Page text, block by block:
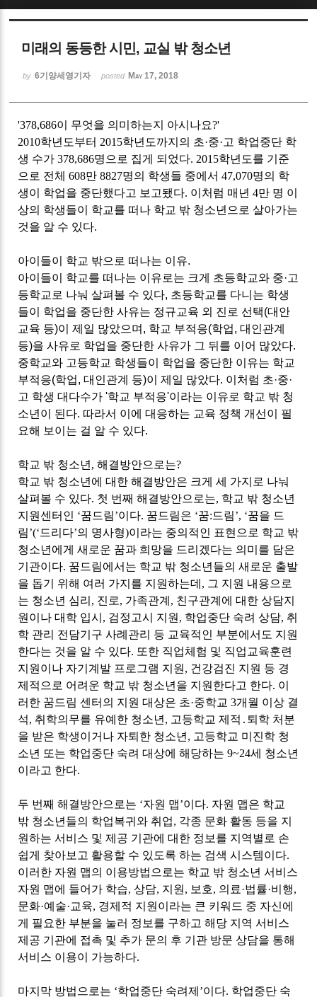
미래의 동등한 시민, 교실 밖 청소년
by 6기양세영기자 posted May 17, 2018
'378,686이 무엇을 의미하는지 아시나요?'
2010학년도부터 2015학년도까지의 초·중·고 학업중단 학
생 수가378,686명으로 집게 되었다. 2015학년도를 기준
으로 전체608만8827명의 학생들 중에서47,070명의 학
생이 학업을 중단했다고 보고됐다. 이처럼 매년4만 명 이
상의 학생들이 학교를 떠나 학교 밖 청소년으로 살아가는
것을 알 수 있다.
아이들이 학교 밖으로 떠나는 이유.
아이들이 학교를 떠나는 이유로는 크게 초등학교와 중·고
등학교로 나눠 살펴볼 수 있다, 초등학교를 다니는 학생
들이 학업을 중단한 사유는 정규교육 외 진로 선택(대안
교육 등)이 제일 많았으며 , 학교 부적응(학업,대인관계
등)을 사유로 학업을 중단한 사유가 그 뒤를 이어 많았다.
중학교와 고등학교 학생들이 학업을 중단한 이유는 학교
부적응(학업,대인관계 등)이 제일 많았다. 이처럼 초·중·
고 학생 대다수가'학교 부적응'이라는 이유로 학교 밖 청
소년이 된다. 따라서 이에 대응하는 교육 정책 개선이 필
요해 보이는 걸 알 수 있다.
학교 밖 청소년 ,해결방안으로는?
학교 밖 청소년에 대한 해결방안은 크게 세 가지로 나눠
살펴볼 수 있다. 첫 번째 해결방안으로는, 학교 밖 청소년
지원센터인 ‘꿈드림’이다. 꿈드림은 ‘꿈:드림’, ‘꿈을 드
림’(‘드리다’의 명사형)이라는 중의적인 표현으로 학교 밖
청소년에게 새로운 꿈과 희망을 드리겠다는 의미를 담은
기관이다. 꿈드림에서는 학교 밖 청소년들의 새로운 출발
을 돕기 위해 여러 가지를 지원하는데 , 그 지원 내용으로
는 청소년 심리 , 진로, 가족관계 , 친구관계에 대한 상담지
원이나 대학 입시 , 검정고시 지원 , 학업중단 숙려 상담, 취
학 관리 전담기구 사례관리 등 교육적인 부분에서도 지원
한다는 것을 알 수 있다. 또한 직업체험 및 직업교육훈련
지원이나 자기계발 프로그램 지원 , 건강검진 지원 등 경
제적으로 어려운 학교 밖 청소년을 지원한다고 한다. 이
러한 꿈드림 센터의 지원 대상은 초·중학교3개월 이상 결
석, 취학의무를 유예한 청소년 , 고등학교 제적 ․ 퇴학 처분
을 받은 학생이거나 자퇴한 청소년 , 고등학교 미진학 청
소년 또는 학업중단 숙려 대상에 해당하는9~24세 청소년
이라고 한다.
두 번째 해결방안으로는 ‘자원 맵’이다. 자원 맵은 학교
밖 청소년들의 학업복귀와 취업, 각종 문화 활동 등을 지
원하는 서비스 및 제공 기관에 대한 정보를 지역별로 손
쉽게 찾아보고 활용할 수 있도록 하는 검색 시스템이다.
이러한 자원 맵의 이용방법으로는 학교 밖 청소년 서비스
자원 맵에 들어가 학습,상담, 지원 , 보호, 의료·법률·비행,
문화·예술·교육, 경제적 지원이라는 큰 키워드 중 자신에
게 필요한 부분을 눌러 정보를 구하고 해당 지역 서비스
제공 기관에 접촉 및 추가 문의 후 기관 방문 상담을 통해
서비스 이용이 가능하다.
마지막 방법으로는 ‘학업중단 숙려제 ’이다. 학업중단 숙
Sketchbook5, 스케치북5
Sketchbook5, 스케치북5